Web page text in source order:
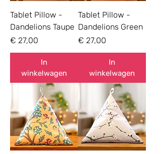
Tablet Pillow -
Dandelions Taupe
Prijs
€ 27,00
In
winkelwagen
Tablet Pillow -
Dandelions Green
Prijs
€ 27,00
In
winkelwagen